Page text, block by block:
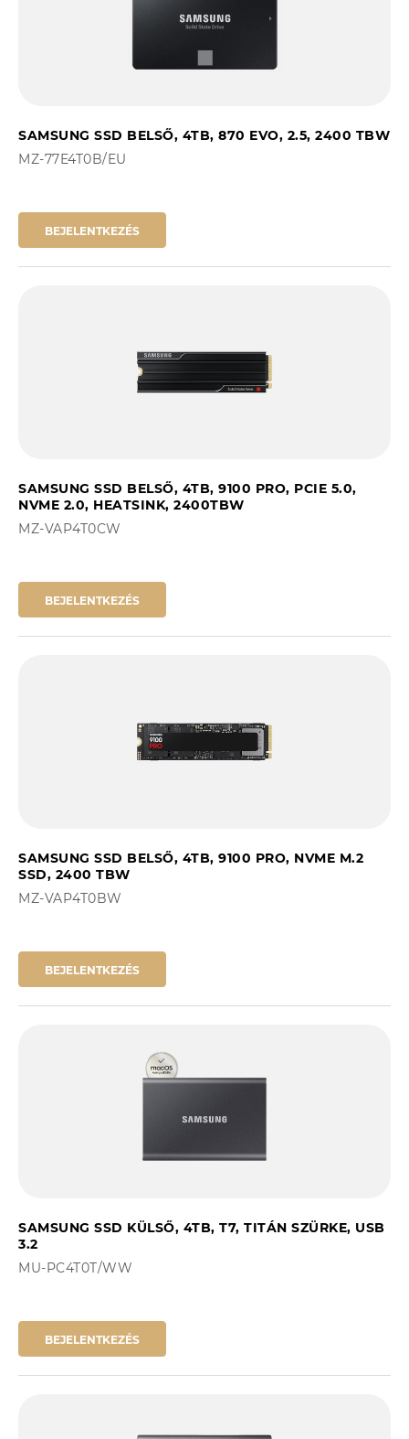
SAMSUNG SSD BELSŐ, 4TB, 870 EVO, 2.5, 2400 TBW
MZ-77E4T0B/EU
BEJELENTKEZÉS
SAMSUNG SSD BELSŐ, 4TB, 9100 PRO, PCIE 5.0,
NVME 2.0, HEATSINK, 2400TBW
MZ-VAP4T0CW
BEJELENTKEZÉS
SAMSUNG SSD BELSŐ, 4TB, 9100 PRO, NVME M.2
SSD, 2400 TBW
MZ-VAP4T0BW
BEJELENTKEZÉS
SAMSUNG SSD KÜLSŐ, 4TB, T7, TITÁN SZÜRKE, USB
3.2
MU-PC4T0T/WW
BEJELENTKEZÉS